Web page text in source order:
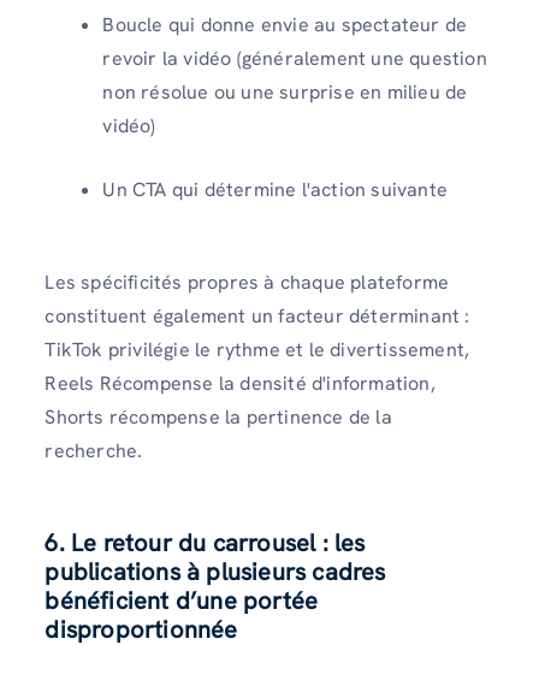
Boucle qui donne envie au spectateur de
revoir la vidéo (généralement une question
non résolue ou une surprise en milieu de
vidéo)
Un CTA qui détermine l'action suivante
Les spécificités propres à chaque plateforme
constituent également un facteur déterminant :
TikTok privilégie le rythme et le divertissement,
Reels Récompense la densité d'information,
Shorts récompense la pertinence de la
recherche.
6. Le retour du carrousel : les
publications à plusieurs cadres
bénéficient d’une portée
disproportionnée